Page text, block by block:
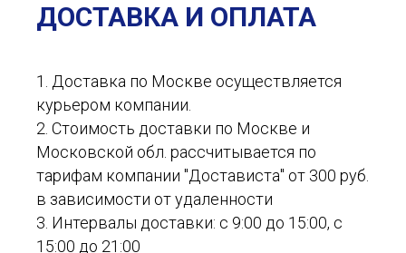
ДОСТАВКА И ОПЛАТА
1. Доставка по Москве осуществляется
курьером компании.
2. Стоимость доставки по Москве и
Московской обл. рассчитывается по
тарифам компании "Достависта" от 300 руб.
в зависимости от удаленности
3. Интервалы доставки: с 9:00 до 15:00, с
15:00 до 21:00